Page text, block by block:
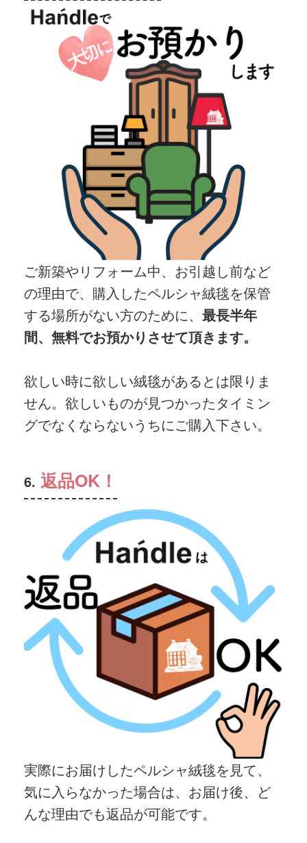
ご新築やリフォーム中、お引越し前など
の理由で、購入したペルシャ絨毯を保管
する場所がない方のために、 最長半年
間、無料でお預かりさせて頂きます。
欲しい時に欲しい絨毯があるとは限りま
せん。欲しいものが見つかったタイミン
グでなくならないうちにご購入下さい。
6. 返品OK！
実際にお届けしたペルシャ絨毯を見て、
気に入らなかった場合は、お届け後、ど
んな理由でも返品が可能です。